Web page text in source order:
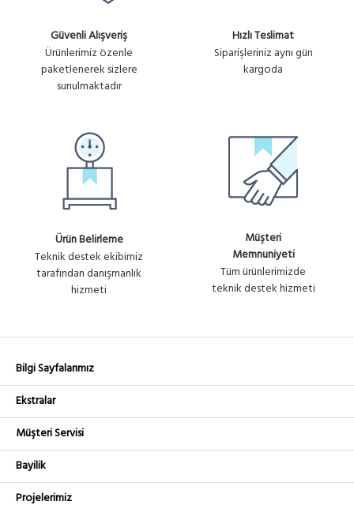
Güvenli Alışveriş
Ürünlerimiz özenle
paketlenerek sizlere
sunulmaktadır
Hızlı Teslimat
Siparişleriniz aynı gün
kargoda
Ürün Belirleme
Teknik destek ekibimiz
tarafından danışmanlık
hizmeti
Müşteri
Memnuniyeti
Tüm ürünlerimizde
teknik destek hizmeti
Bilgi Sayfalarımız
Ekstralar
Müşteri Servisi
Bayilik
Projelerimiz